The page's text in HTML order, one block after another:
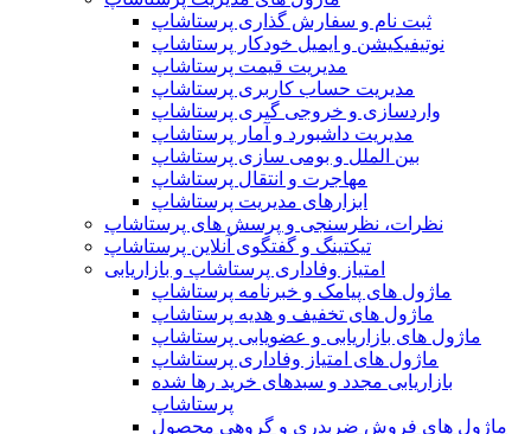
ثبت نام و سفارش گذاری پرستاشاپ
نوتیفیکیشن و ایمیل خودکار پرستاشاپ
مدیریت قیمت پرستاشاپ
مدیریت حساب کاربری پرستاشاپ
واردسازی و خروجی گیری پرستاشاپ
مدیریت داشبورد و آمار پرستاشاپ
بین الملل و بومی سازی پرستاشاپ
مهاجرت و انتقال پرستاشاپ
ابزارهای مدیریت پرستاشاپ
نظرات، نظرسنجی و پرسش های پرستاشاپ
تیکتینگ و گفتگوی آنلاین پرستاشاپ
امتیاز وفاداری پرستاشاپ و بازاریابی
ماژول های پیامک و خبرنامه پرستاشاپ
ماژول های تخفیف و هدیه پرستاشاپ
ماژول های بازاریابی و عضویابی پرستاشاپ
ماژول های امتیاز وفاداری پرستاشاپ
بازاریابی مجدد و سبدهای خرید رها شده
پرستاشاپ
ماژول های فروش ضربدری و گروهی محصول